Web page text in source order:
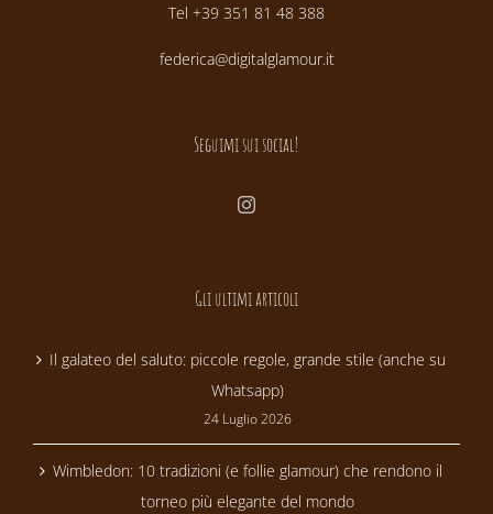
Tel +39 351 81 48 388
federica@digitalglamour.it
Seguimi sui social!
Gli ultimi articoli
Il galateo del saluto: piccole regole, grande stile (anche su
Whatsapp)
24 Luglio 2026
Wimbledon: 10 tradizioni (e follie glamour) che rendono il
torneo più elegante del mondo